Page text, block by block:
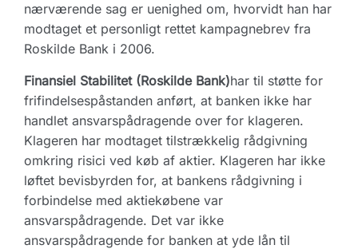
nærværende sag er uenighed om, hvorvidt han har
modtaget et personligt rettet kampagnebrev fra
Roskilde Bank i 2006.
Finansiel Stabilitet (Roskilde Bank)har til støtte for
frifindelsespåstanden anført, at banken ikke har
handlet ansvarspådragende over for klageren.
Klageren har modtaget tilstrækkelig rådgivning
omkring risici ved køb af aktier. Klageren har ikke
løftet bevisbyrden for, at bankens rådgivning i
forbindelse med aktiekøbene var
ansvarspådragende. Det var ikke
ansvarspådragende for banken at yde lån til